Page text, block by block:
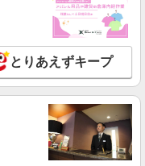
機種に詳しくなれる携帯
（経験・能力による） ※
給（規定あり） ゜
○。・゜+゜ 入社祝い金10
・。○。・゜+゜
バイルショップ
詳細を見る
とりあえずキープ